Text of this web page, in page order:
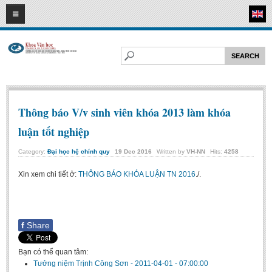
08 2026
HOME
Faculty of Literature
Center of Sinology and Nom Studies
Images - Events
ACADEMIC
Thông báo V/v sinh viên khóa 2013 làm khóa
luận tốt nghiệp
Category: Đại học hệ chính quy 19 Dec 2016 Written by VH-NN Hits: 4258
Xin xem chi tiết ở: THÔNG BÁO KHÓA LUẬN TN 2016./.
f Share
Bạn có thể quan tâm:
Tưởng niệm Trịnh Công Sơn - 2011-04-01 - 07:00:00